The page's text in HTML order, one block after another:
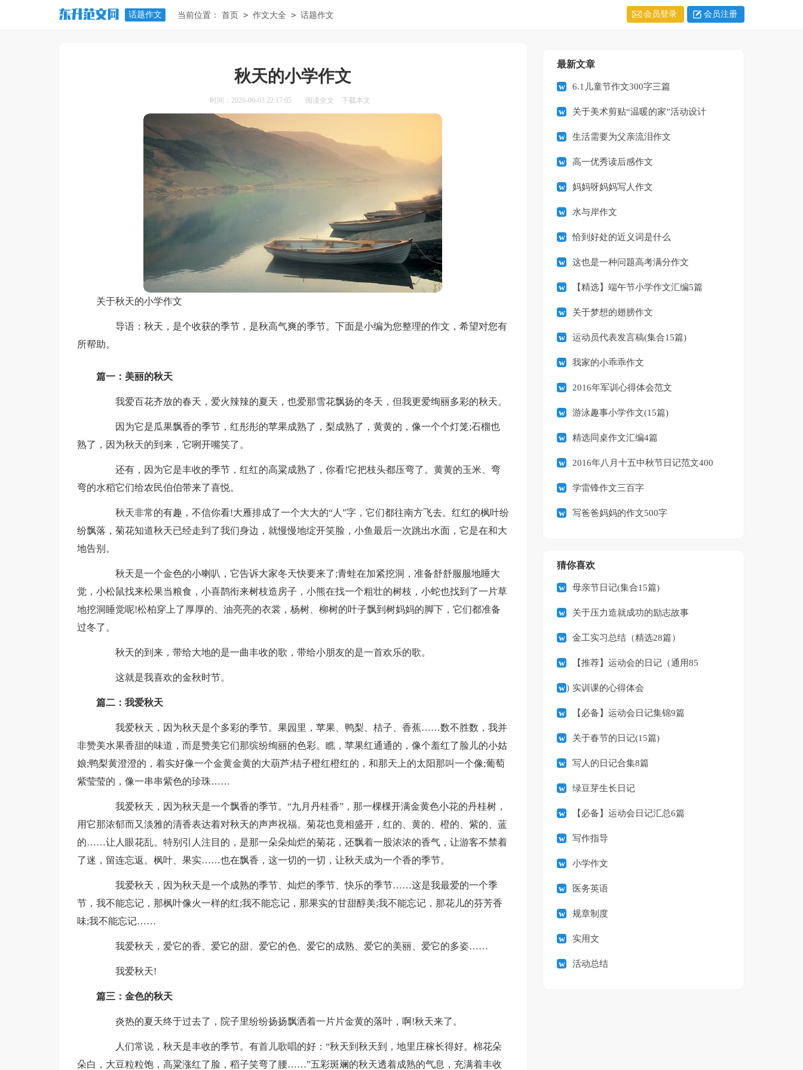
话题作文 当前位置： 首页 > 作文大全 > 话题作文 会员登录 会员注册
秋天的小学作文
时间：2026-06-03 22:17:05 阅读全文 下载本文
关于秋天的小学作文
导语：秋天，是个收获的季节，是秋高气爽的季节。下面是小编为您整理的作文，希望对您有
所帮助。
篇一：美丽的秋天
我爱百花齐放的春天，爱火辣辣的夏天，也爱那雪花飘扬的冬天，但我更爱绚丽多彩的秋天。
因为它是瓜果飘香的季节，红彤彤的苹果成熟了，梨成熟了，黄黄的，像一个个灯笼;石榴也
熟了，因为秋天的到来，它咧开嘴笑了。
还有，因为它是丰收的季节，红红的高粱成熟了，你看!它把枝头都压弯了。黄黄的玉米、弯
弯的水稻它们给农民伯伯带来了喜悦。
秋天非常的有趣，不信你看!大雁排成了一个大大的“人”字，它们都往南方飞去。红红的枫叶纷
纷飘落，菊花知道秋天已经走到了我们身边，就慢慢地绽开笑脸，小鱼最后一次跳出水面，它是在和大
地告别。
秋天是一个金色的小喇叭，它告诉大家冬天快要来了;青蛙在加紧挖洞，准备舒舒服服地睡大
觉，小松鼠找来松果当粮食，小喜鹊衔来树枝造房子，小熊在找一个粗壮的树枝，小蛇也找到了一片草
地挖洞睡觉呢!松柏穿上了厚厚的、油亮亮的衣裳，杨树、柳树的叶子飘到树妈妈的脚下，它们都准备
过冬了。
秋天的到来，带给大地的是一曲丰收的歌，带给小朋友的是一首欢乐的歌。
这就是我喜欢的金秋时节。
篇二：我爱秋天
我爱秋天，因为秋天是个多彩的季节。果园里，苹果、鸭梨、桔子、香蕉……数不胜数，我并
非赞美水果香甜的味道，而是赞美它们那缤纷绚丽的色彩。瞧，苹果红通通的，像个羞红了脸儿的小姑
娘;鸭梨黄澄澄的，着实好像一个金黄金黄的大葫芦;桔子橙红橙红的，和那天上的太阳那叫一个像;葡萄
紫莹莹的，像一串串紫色的珍珠……
我爱秋天，因为秋天是一个飘香的季节。“九月丹桂香”，那一棵棵开满金黄色小花的丹桂树，
用它那浓郁而又淡雅的清香表达着对秋天的声声祝福。菊花也竟相盛开，红的、黄的、橙的、紫的、蓝
的……让人眼花乱。特别引人注目的，是那一朵朵灿烂的菊花，还飘着一股浓浓的香气，让游客不禁着
了迷，留连忘返。枫叶、果实……也在飘香，这一切的一切，让秋天成为一个香的季节。
我爱秋天，因为秋天是一个成熟的季节、灿烂的季节、快乐的季节……这是我最爱的一个季
节，我不能忘记，那枫叶像火一样的红;我不能忘记，那果实的甘甜醇美;我不能忘记，那花儿的芬芳香
味;我不能忘记……
我爱秋天，爱它的香、爱它的甜、爱它的色、爱它的成熟、爱它的美丽、爱它的多姿……
我爱秋天!
篇三：金色的秋天
炎热的夏天终于过去了，院子里纷纷扬扬飘洒着一片片金黄的落叶，啊!秋天来了。
人们常说，秋天是丰收的季节。有首儿歌唱的好：“秋天到秋天到，地里庄稼长得好。棉花朵
朵白，大豆粒粒饱，高粱涨红了脸，稻子笑弯了腰……”五彩斑斓的秋天透着成熟的气息，充满着丰收
最新文章
6.1儿童节作文300字三篇
关于美术剪贴“温暖的家”活动设计
生活需要为父亲流泪作文
高一优秀读后感作文
妈妈呀妈妈写人作文
水与岸作文
恰到好处的近义词是什么
这也是一种问题高考满分作文
【精选】端午节小学作文汇编5篇
关于梦想的翅膀作文
运动员代表发言稿(集合15篇)
我家的小乖乖作文
2016年军训心得体会范文
游泳趣事小学作文(15篇)
精选同桌作文汇编4篇
2016年八月十五中秋节日记范文400
字 学雷锋作文三百字
写爸爸妈妈的作文500字
猜你喜欢
母亲节日记(集合15篇)
关于压力造就成功的励志故事
金工实习总结（精选28篇）
【推荐】运动会的日记（通用85
篇）实训课的心得体会
【必备】运动会日记集锦9篇
关于春节的日记(15篇)
写人的日记合集8篇
绿豆芽生长日记
【必备】运动会日记汇总6篇
写作指导
小学作文
医务英语
规章制度
实用文
活动总结